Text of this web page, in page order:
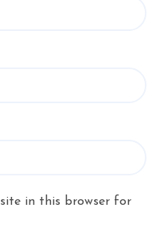
in this browser for